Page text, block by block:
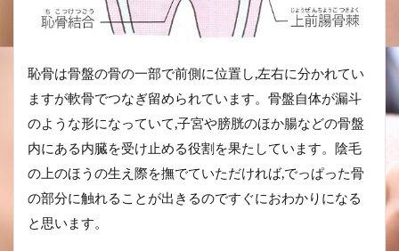
恥骨は骨盤の骨の一部で前側に位置し,左右に分かれてい
ますが軟骨でつなぎ留められています。骨盤自体が漏斗
のような形になっていて,子宮や膀胱のほか腸などの骨盤
内にある内臓を受け止める役割を果たしています。陰毛
の上のほうの生え際を撫でていただければ,でっぱった骨
の部分に触れることが出きるのですぐにおわかりになる
と思います。